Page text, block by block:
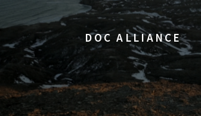
DOC ALLIANCE